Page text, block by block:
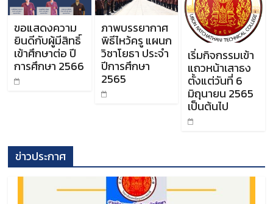
ขอแสดงความ
ยินดีกับผู้มีสิทธิ์
เข้าศึกษาต่อ ปี
การศึกษา 2566
ภาพบรรยากาศ
พิธีไหว้ครู แผนก
วิชาโยธา ประจำ
ปีการศึกษา
2565
เริ่มกิจกรรมเข้า
แถวหน้าเสาธง
ตั้งแต่วันที่ 6
มิถุนายน 2565
เป็นต้นไป
ข่าวประกาศ